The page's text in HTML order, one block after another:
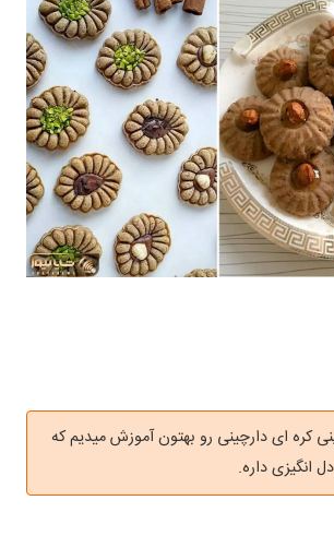
کره ای دارچینی رو بهتون آموزش میدیم که
انگیزی داره.